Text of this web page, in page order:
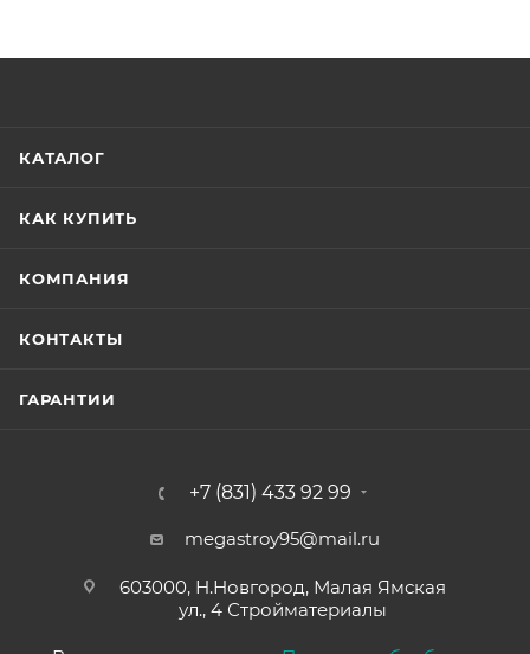
КАТАЛОГ
КАК КУПИТЬ
КОМПАНИЯ
КОНТАКТЫ
ГАРАНТИИ
+7 (831) 433 92 99
megastroy95@mail.ru
603000, Н.Новгород, Малая Ямская
ул., 4 Стройматериалы